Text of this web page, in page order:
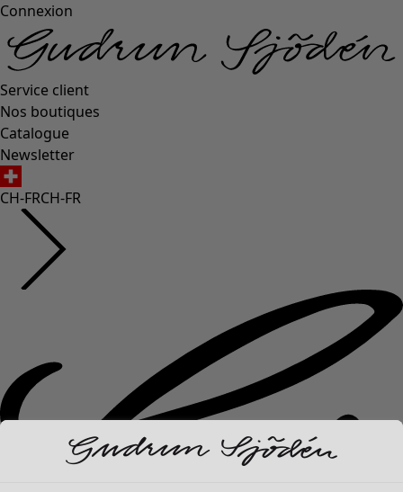
Connexion
Service client
Nos boutiques
Catalogue
Newsletter
CH-FRCH-FR